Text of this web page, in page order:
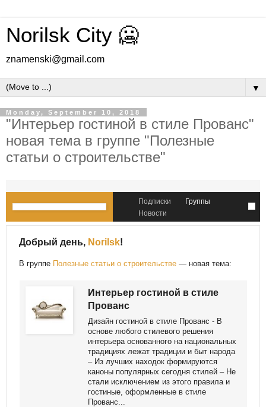
Norilsk City 🥶
znamenski@gmail.com
▼
Monday, September 10, 2018
"Интерьер гостиной в стиле Прованс"
новая тема в группе "Полезные
статьи о строительстве"
Подписки
Группы
Новости
Добрый день, Norilsk!
В группе Полезные статьи о строительстве — новая тема:
Интерьер гостиной в стиле
Прованс
Дизайн гостиной в стиле Прованс - В
основе любого стилевого решения
интерьера основанного на национальных
традициях лежат традиции и быт народа
– Из лучших находок формируются
каноны популярных сегодня стилей – Не
стали исключением из этого правила и
гостиные, оформленные в стиле
Прованс...